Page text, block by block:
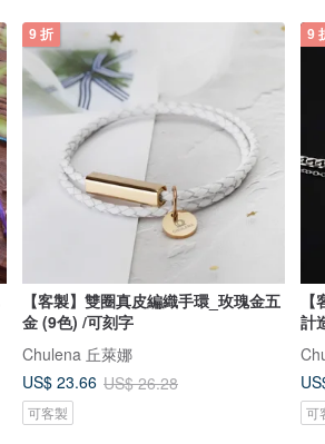
9 折
【客製】雙圈真皮編織手環_玫瑰金五
金 (9色) /可刻字
Chulena 丘萊娜
US$ 23.66 US$ 26.28
可客製
9
計
可